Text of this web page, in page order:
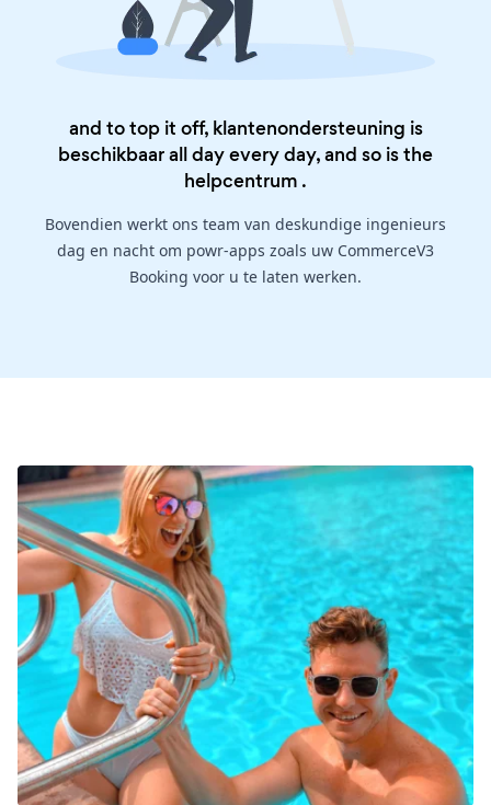
and to top it off, klantenondersteuning is
beschikbaar all day every day, and so is the
helpcentrum .
Bovendien werkt ons team van deskundige ingenieurs
dag en nacht om powr-apps zoals uw CommerceV3
Booking voor u te laten werken.